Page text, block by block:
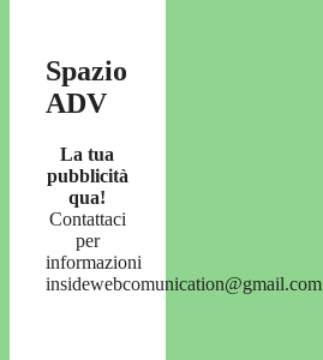
Spazio
ADV
La tua
pubblicità
qua!
Contattaci
per
informazioni
insidewebcomunication@gmail.com